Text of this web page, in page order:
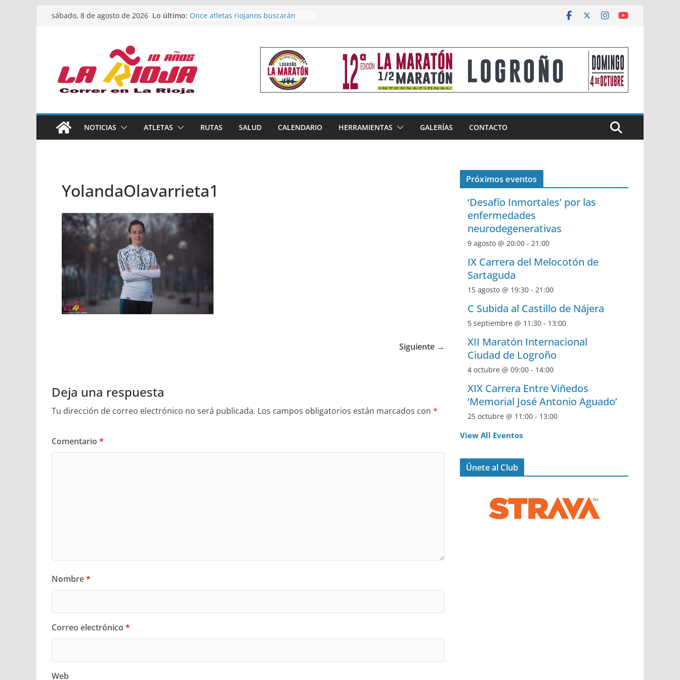
Saltarsábado, 8 de agosto de 2026 Lo último: Once atletas riojanos buscarán
Un bronce en 4×400 y tres puestos
de finalista cierran la participación
riojana en en Nacional de Málaga
El equipo femenino del Tritones
Rioja alcanza el podio nacional de
Acuatlón en Calahorra
España absoluto en Disco
Calahorra acoge este fin de semana
NOTICIAS ATLETAS RUTAS SALUD CALENDARIO HERRAMIENTAS GALERÍAS CONTACTO
YolandaOlavarrieta1
Siguiente →
Deja una respuesta
Tu dirección de correo electrónico no será publicada. Los campos obligatorios están marcados con *
Comentario *
Nombre*
Correo electrónico *
Web
Próximos eventos
‘Desafío Inmortales’ por las
enfermedades
neurodegenerativas
9 agosto @ 20:00 - 21:00
IX Carrera del Melocotón de
Sartaguda
15 agosto @ 19:30 - 21:00
C Subida al Castillo de Nájera
5 septiembre @ 11:30 - 13:00
XII Maratón Internacional
Ciudad de Logroño
4 octubre @ 09:00 - 14:00
XIX Carrera Entre Viñedos
‘Memorial José Antonio Aguado’
25 octubre @ 11:00 - 13:00
View All Eventos
Únete al Club